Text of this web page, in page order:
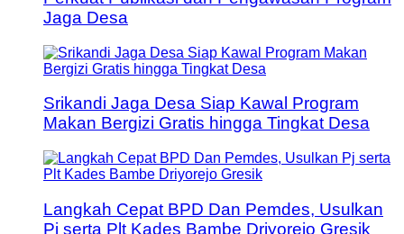
Jaga Desa
Srikandi Jaga Desa Siap Kawal Program
Makan Bergizi Gratis hingga Tingkat Desa
Langkah Cepat BPD Dan Pemdes, Usulkan
Pj serta Plt Kades Bambe Driyorejo Gresik